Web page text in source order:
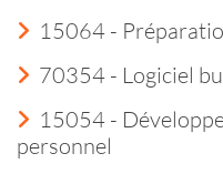
15064 -
70354 - Logiciel
15054 -
personnel